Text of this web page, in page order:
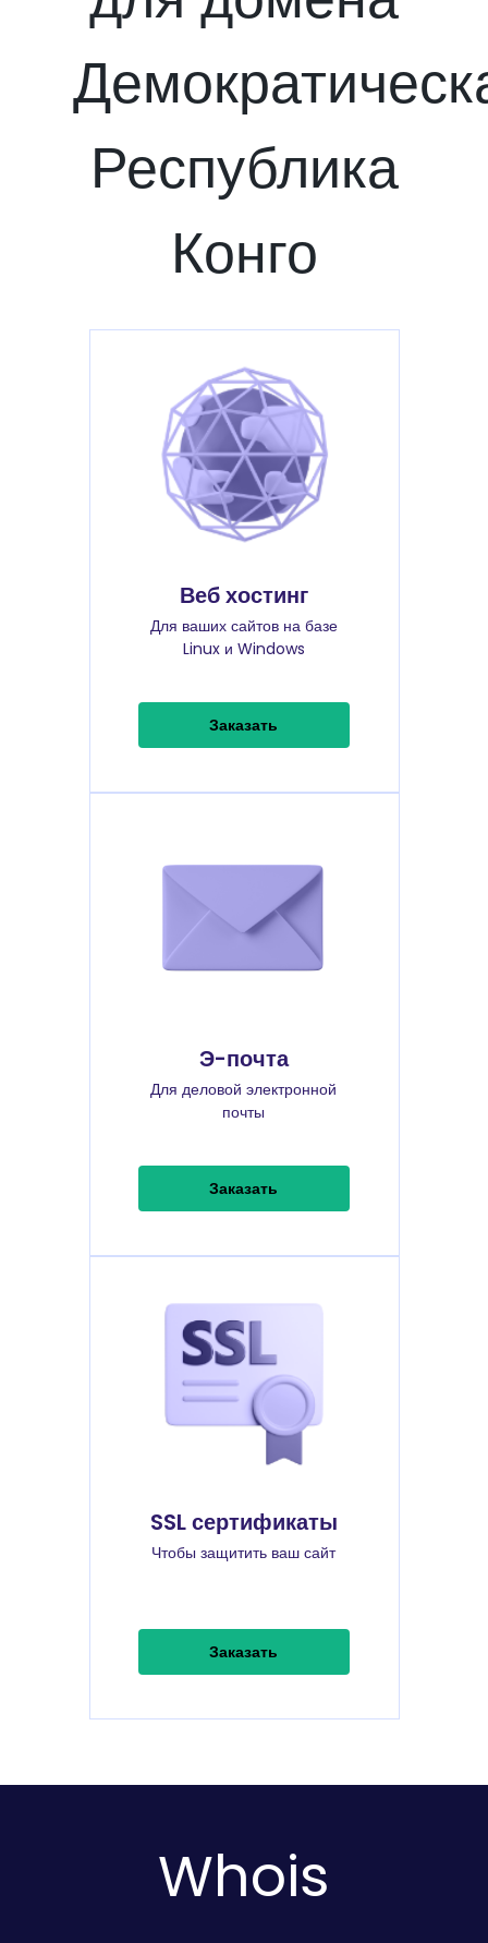
Республика
Конго
Веб хостинг
Для ваших сайтов на базе
Linux и Windows
Заказать
Э-почта
Для деловой электронной
почты
Заказать
SSL сертификаты
Чтобы защитить ваш сайт
Заказать
Whois